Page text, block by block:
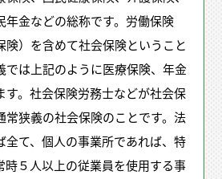
年金などの総称です。労働保険
険）を含めて社会保険ということ
では上記のように医療保険、年金
す。社会保険労務士などが社会保
常狭義の社会保険のことです。法
全て、個人の事業所であれば、特
時５人以上の従業員を使用する事